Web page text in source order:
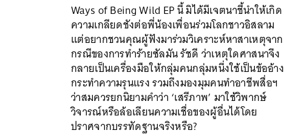
Ways of Being Wild EP นี้ มิได้มีเจตนาชี้นำให้เกิด
ความเกลียดชังต่อพี่น้องเพื่อนร่วมโลกชาวอิสลาม
แต่อยากชวนคุณผู้ฟังมาร่วมวิเคราะห์หาสาเหตุจาก
กรณีของการทำร้ายซัลมัน รัชดี ว่าเหตุใดศาสนาจึง
กลายเป็นเครื่องมือให้กลุ่มคนกลุ่มหนึ่งใช้เป็นข้ออ้าง
กระทำความรุนแรง รวมถึงมองมุมคนทำอาชีพสื่อฯ
ว่าสมควรยกนิยามคำว่า ‘เสรีภาพ’ มาใช้วิพากษ์
วิจารณ์หรือล้อเลียนความเชื่อของผู้อื่นได้โดย
ปราศจากบรรทัดฐานจริงหรือ?
ค้นหา